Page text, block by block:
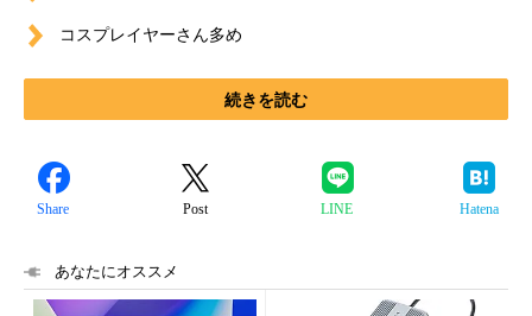
コスプレイヤーさん多め
続きを読む
Share Post LINE Hatena
あなたにオススメ